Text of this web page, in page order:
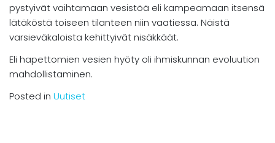
pystyivät vaihtamaan vesistöä eli kampeamaan itsensä
lätäköstä toiseen tilanteen niin vaatiessa. Näistä
varsieväkaloista kehittyivät nisäkkäät.
Eli hapettomien vesien hyöty oli ihmiskunnan evoluution
mahdollistaminen.
Posted in Uutiset